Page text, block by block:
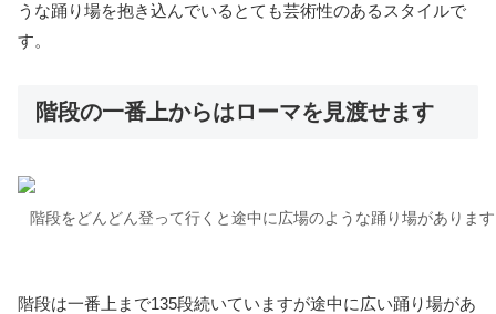
うな踊り場を抱き込んでいるとても芸術性のあるスタイルで
す。
階段の一番上からはローマを見渡せます
階段をどんどん登って行くと途中に広場のような踊り場がありま
階段は一番上まで135段続いていますが途中に広い踊り場があ